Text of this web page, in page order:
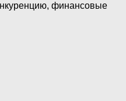
финансовые